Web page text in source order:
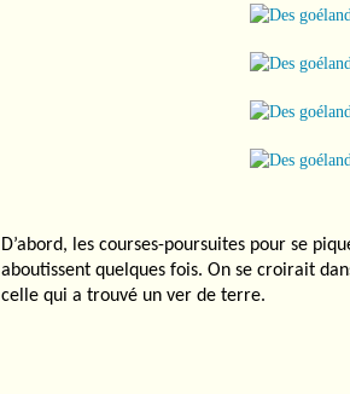
D’abord, les courses-poursuites pour se
aboutissent quelques fois. On se croirait
celle qui a trouvé un ver de terre.